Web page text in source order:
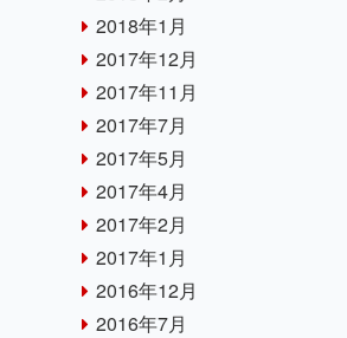
2018年1月
2017年12月
2017年11月
2017年7月
2017年5月
2017年4月
2017年2月
2017年1月
2016年12月
2016年7月